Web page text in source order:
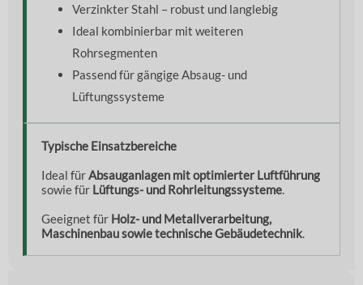
Verzinkter Stahl – robust und langlebig
Ideal kombinierbar mit weiteren
Rohrsegmenten
Passend für gängige Absaug- und
Lüftungssysteme
Typische Einsatzbereiche
Ideal für Absauganlagen mit optimierter Luftführung
sowie für Lüftungs- und Rohrleitungssysteme
Geeignet für Holz- und Metallverarbeitung,
Maschinenbau sowie technische Gebäudetechnik